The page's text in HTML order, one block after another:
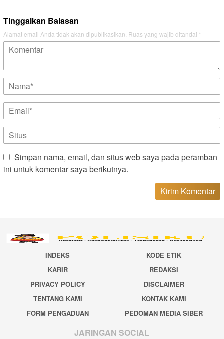
Tinggalkan Balasan
Alamat email Anda tidak akan dipublikasikan. Ruas yang wajib ditandai *
Simpan nama, email, dan situs web saya pada peramban
ini untuk komentar saya berikutnya.
INDEKS
KODE ETIK
KARIR
REDAKSI
PRIVACY POLICY
DISCLAIMER
TENTANG KAMI
KONTAK KAMI
FORM PENGADUAN
PEDOMAN MEDIA SIBER
JARINGAN SOCIAL